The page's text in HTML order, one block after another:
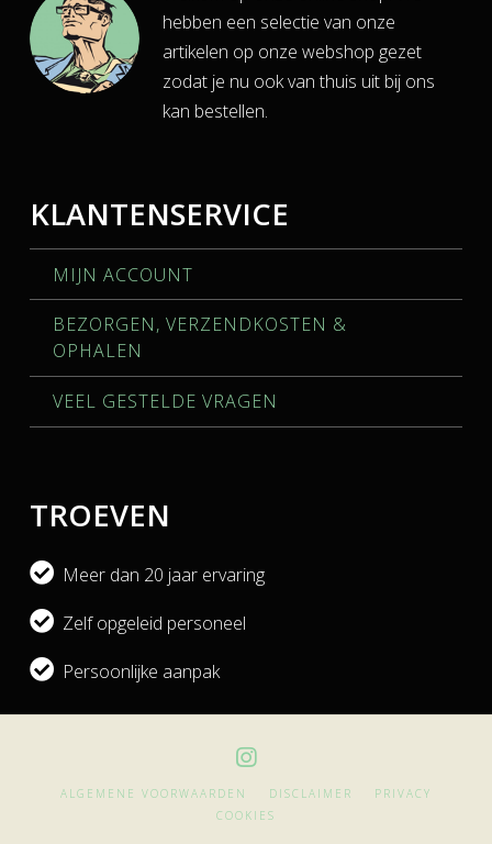
hebben een selectie van onze
artikelen op onze webshop gezet
zodat je nu ook van thuis uit bij ons
kan bestellen.
KLANTENSERVICE
MIJN ACCOUNT
BEZORGEN, VERZENDKOSTEN &
OPHALEN
VEEL GESTELDE VRAGEN
TROEVEN
Meer dan 20 jaar ervaring
Zelf opgeleid personeel
Persoonlijke aanpak
ALGEMENE VOORWAARDEN DISCLAIMER
PRIVACY
COOKIES